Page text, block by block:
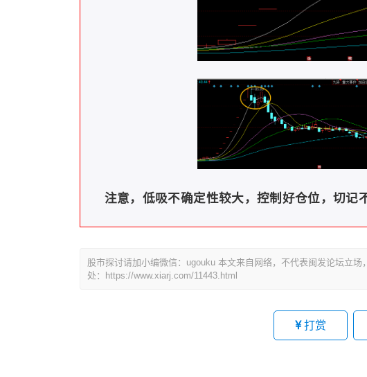
注意，低吸不确定性较大，控制好仓位，切记
股市探讨请加小编微信：ugouku 本文来自网络，不代表闽发论坛立
处：https://www.xiarj.com/11443.html
打赏